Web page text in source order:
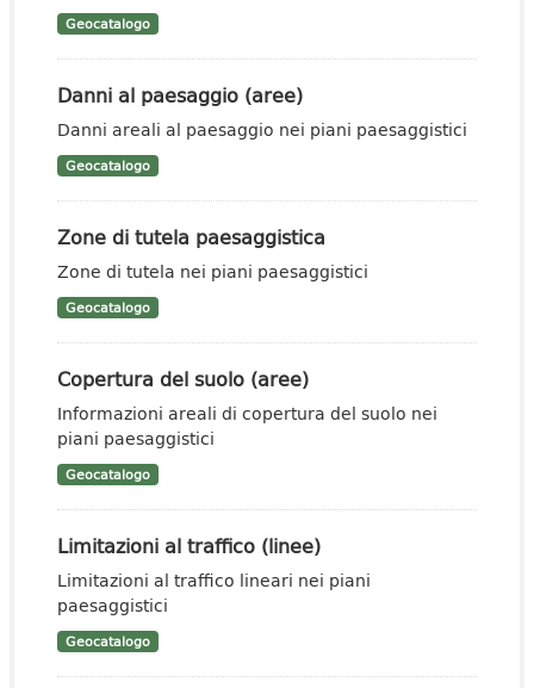
Geocatalogo
Danni al paesaggio (aree)
Danni areali al paesaggio nei piani paesaggistici
Geocatalogo
Zone di tutela paesaggistica
Zone di tutela nei piani paesaggistici
Geocatalogo
Copertura del suolo (aree)
Informazioni areali di copertura del suolo nei
piani paesaggistici
Geocatalogo
Limitazioni al traffico (linee)
Limitazioni al traffico lineari nei piani
paesaggistici
Geocatalogo